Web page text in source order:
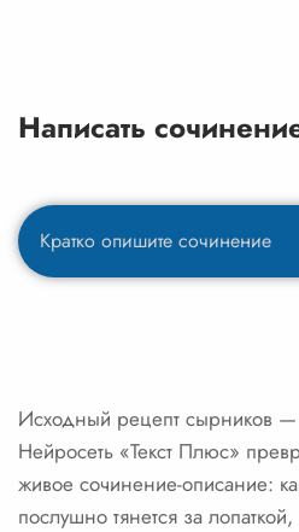
Написать
Исходный рецепт сырников —
Нейросеть «Текст Плюс»
живое сочинение-описание:
послушно тянется за